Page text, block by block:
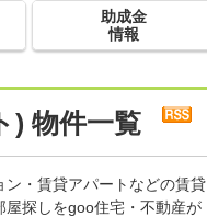
助成金
情報
) 物件一覧
・賃貸アパートなどの賃貸
探しをgoo住宅・不動産が